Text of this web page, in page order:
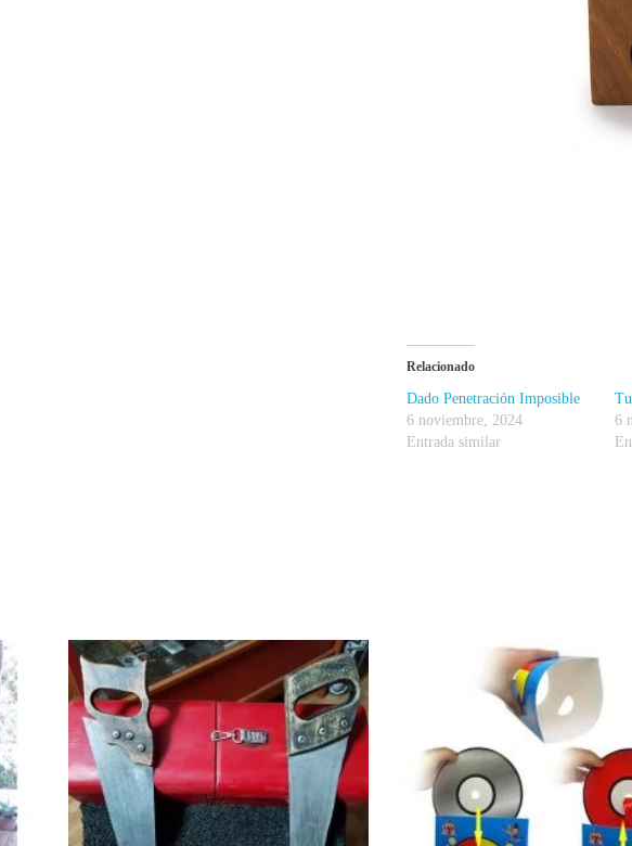
Relacionado
Dado Penetración Imposible
6 noviembre, 2024
Entrada similar
6